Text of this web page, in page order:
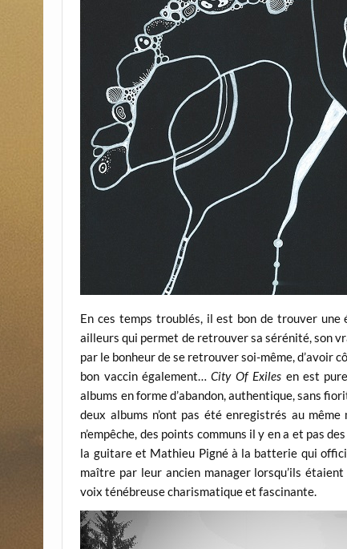
En ces temps troublés, il est bon de trouver une
ailleurs qui permet de retrouver sa sérénité, son
par le bonheur de se retrouver soi-même, d’avoir
bon vaccin également…City Of Exiles en est
albums en forme d’abandon, authentique, sans
deux albums n’ont pas été enregistrés au même
n’empêche, des points communs il y en a et pas
la guitare et Mathieu Pigné à la batterie qui
maître par leur ancien manager lorsqu’ils
voix ténébreuse charismatique et fascinante.